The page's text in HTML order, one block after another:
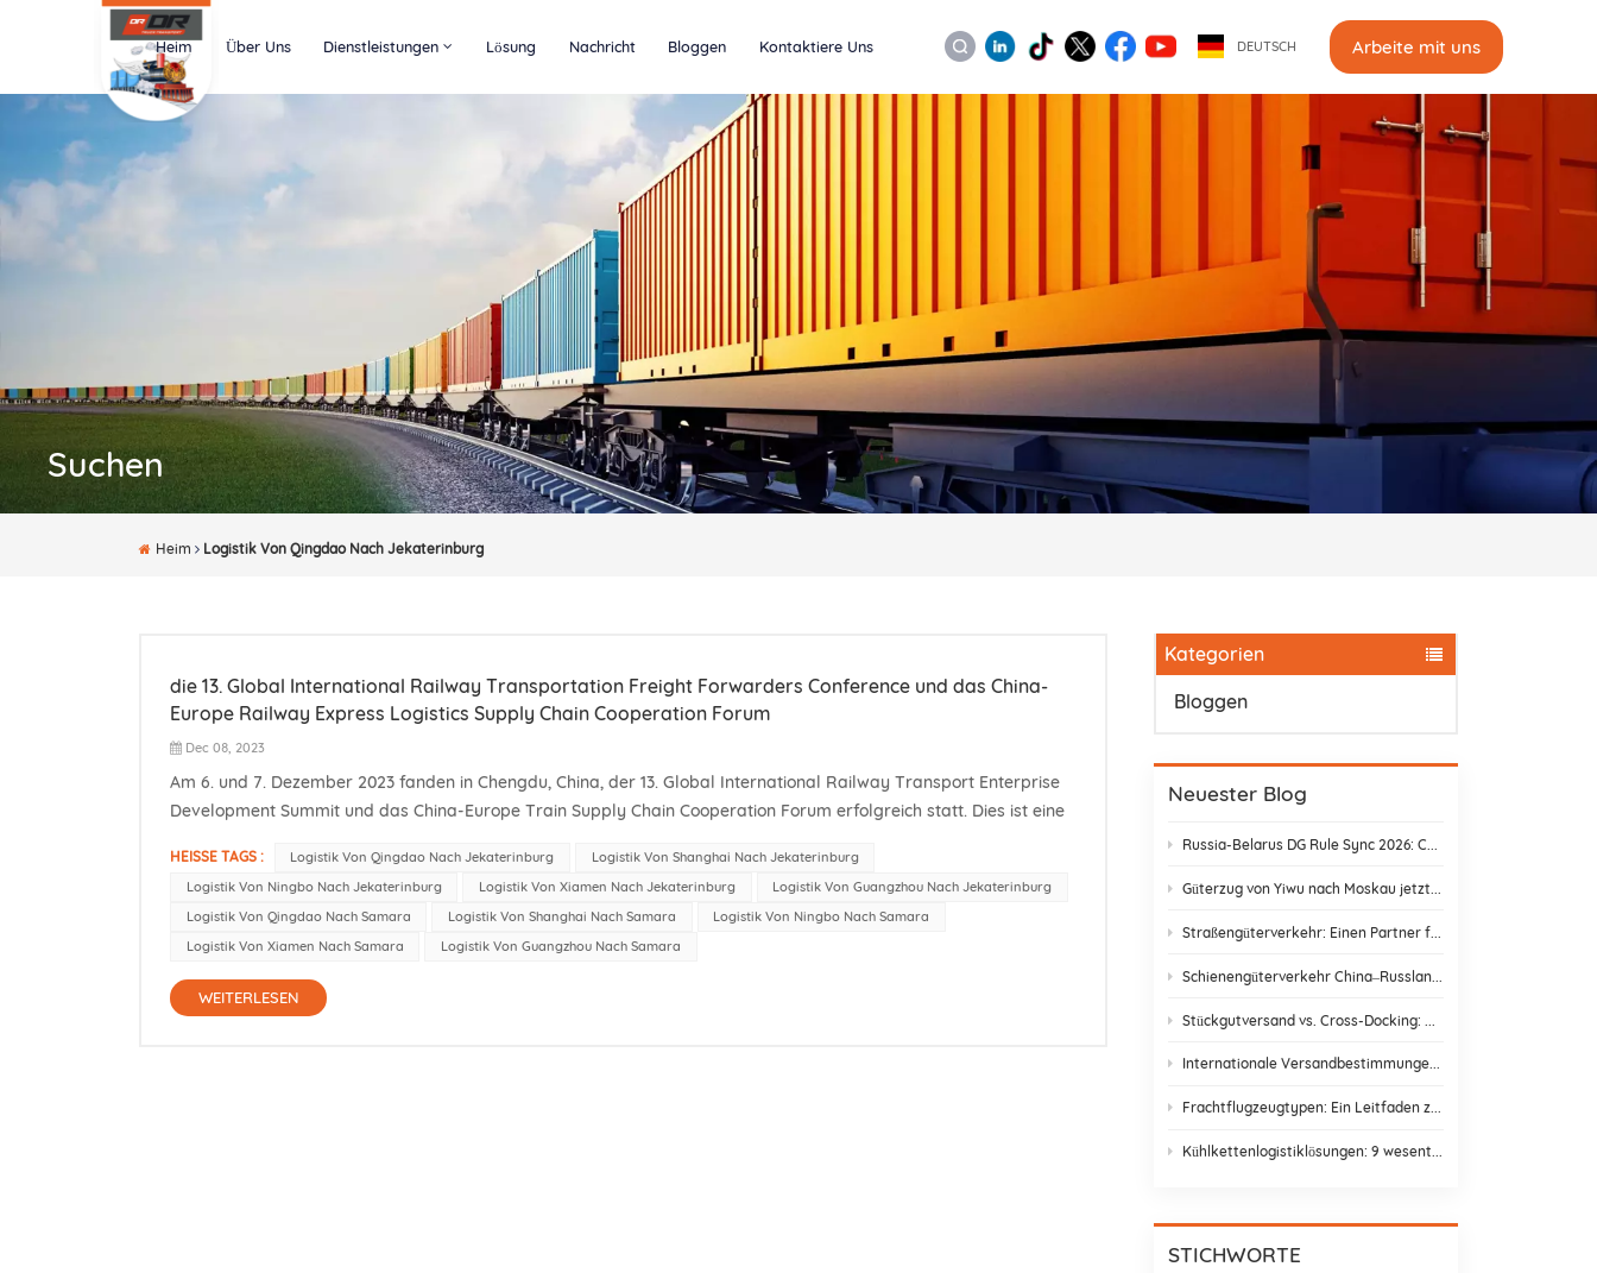
Heim Über Uns Dienstleistungen Lösung Nachricht Bloggen Kontaktiere Uns DEUTSCH Arbeite mit uns
Suchen
Heim Logistik Von Qingdao Nach Jekaterinburg
Kategorien
Bloggen
Neuester Blog
Internationale Versandbestimmungen & E-Commerce-Konformität | DR Trans
Frachtflugzeugtypen: Ein Leitfaden zu Frachtflugzeugvarianten für den Asien-Europa-Handel
Kühlkettenlogistiklösungen: 9 wesentliche Elemente und Gestaltungsstrategien
STICHWORTE
die 13. Global International Railway Transportation Freight Forwarders Conference und das China-
Europe Railway Express Logistics Supply Chain Cooperation Forum
Dec 08, 2023
Am 6. und 7. Dezember 2023 fanden in Chengdu, China, der 13. Global International Railway Transport Enterprise
Development Summit und das China-Europe Train Supply Chain Cooperation Forum erfolgreich statt. Dies ist eine
HEISSE TAGS : Logistik Von Qingdao Nach Jekaterinburg
Logistik Von Shanghai Nach Jekaterinburg
Logistik Von Ningbo Nach Jekaterinburg
Logistik Von Xiamen Nach Jekaterinburg
Logistik Von Guangzhou Nach Jekaterinburg
Logistik Von Qingdao Nach Samara
Logistik Von Shanghai Nach Samara
Logistik Von Ningbo Nach Samara
Logistik Von Xiamen Nach Samara
Logistik Von Guangzhou Nach Samara
WEITERLESEN